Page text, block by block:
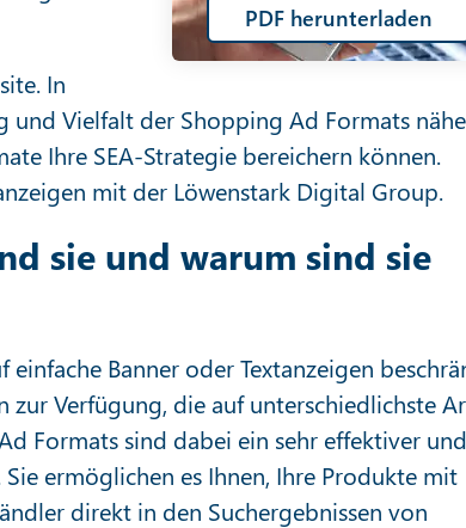
PDF herunterladen
In
und Vielfalt der Shopping Ad Formats
Ihre SEA-Strategie bereichern können.
mit der Löwenstark Digital Group.
sie und warum sind sie
Banner oder Textanzeigen
Verfügung, die auf unterschiedlichste
Formats sind dabei ein sehr effektiver und
ermöglichen es Ihnen, Ihre Produkte mit
direkt in den Suchergebnissen von